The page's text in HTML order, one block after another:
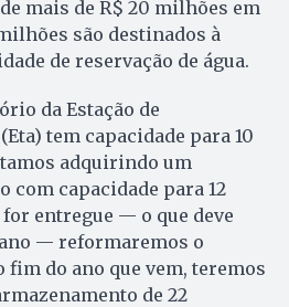
mais de R$ 20 milhões em
são destinados à
de reservação de água.
da Estação de
tem capacidade para 10
adquirindo um
capacidade para 12
entregue — o que deve
— reformaremos o
fim do ano que vem, teremos
de 22